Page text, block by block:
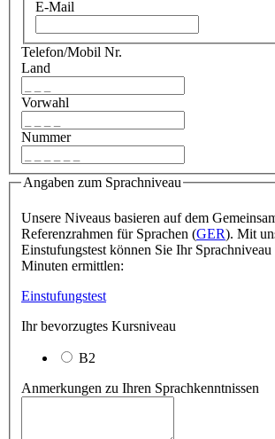
E-Mail
Telefon/Mobil Nr.
Land
Vorwahl
Nummer
Angaben zum Sprachniveau
Unsere Niveaus basieren auf dem
Referenzrahmen für Sprachen (GER). Mit
Einstufungstest können Sie Ihr
Minuten ermittlen:
Einstufungstest
Ihr bevorzugtes Kursniveau
B2
Anmerkungen zu Ihren Sprachkenntnissen